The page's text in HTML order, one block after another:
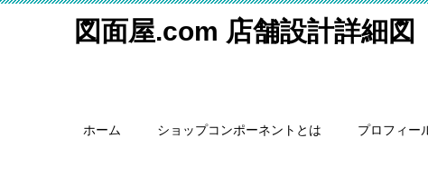
図面屋.com 店舗設計詳細図
ホーム ショップコンポーネントとは プロフィー